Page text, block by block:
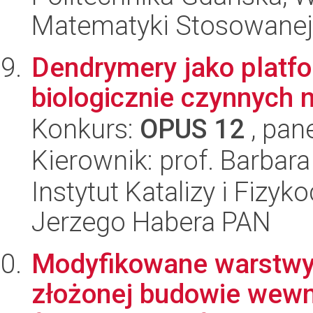
Matematyki Stosowanej
Dendrymery jako
biologicznie czynnych
Konkurs: OPUS 12 ,
Kierownik: prof.
Instytut Katalizy i
Jerzego Habera PAN
Modyfikowane
złożonej budowie